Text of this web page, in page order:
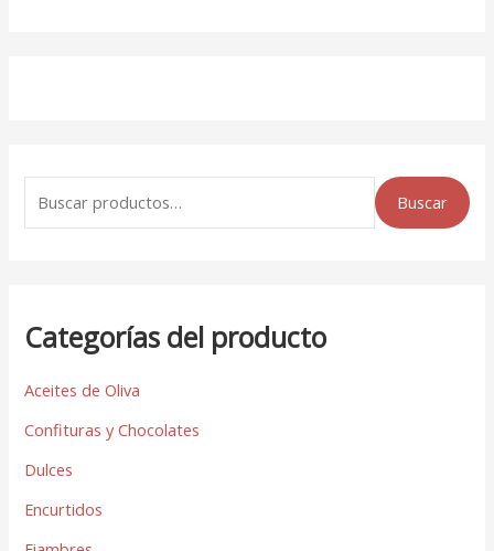
Buscar
Categorías del producto
Aceites de Oliva
Confituras y Chocolates
Dulces
Encurtidos